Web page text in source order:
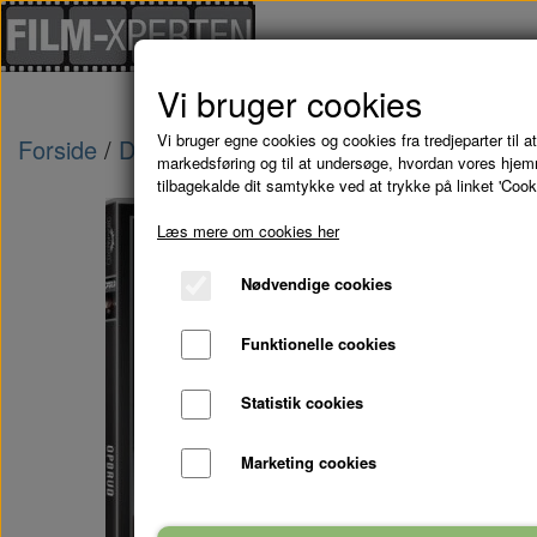
Forside Danske Film OPBRUD - DVD
Vi bruger cookies
Vi bruger egne cookies og cookies fra tredjeparter til
markedsføring og til at undersøge, hvordan vores
tilbagekalde dit samtykke ved at trykke på linket
Læs mere om cookies her
Nødvendige cookies
Funktionelle cookies
Statistik cookies
Marketing cookies